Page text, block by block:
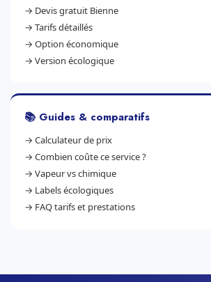
→ Devis gratuit Bienne
→ Tarifs détaillés
→ Option économique
→ Version écologique
📚 Guides & comparatifs
→ Calculateur de prix
→ Combien coûte ce service ?
→ Vapeur vs chimique
→ Labels écologiques
→ FAQ tarifs et prestations